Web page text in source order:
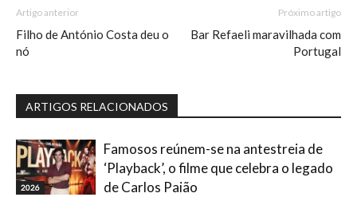
Artigo anterior
Filho de António Costa deu o
nó
Próximo artigo
Bar Refaeli maravilhada com
Portugal
ARTIGOS RELACIONADOS
2026
Famosos reúnem-se na antestreia de
‘Playback’, o filme que celebra o legado
de Carlos Paião